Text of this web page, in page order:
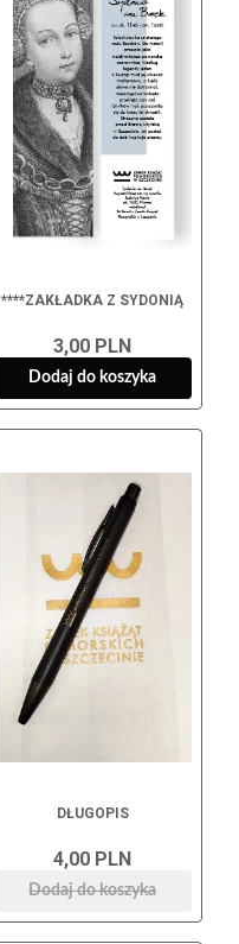
****ZAKŁADKA Z SYDONIĄ
3,00 PLN
Dodaj do koszyka
DŁUGOPIS
4,00 PLN
Dodaj do koszyka